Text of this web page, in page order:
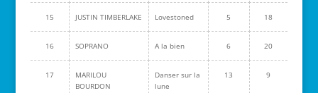
15 JUSTIN TIMBERLAKE Lovestoned 5 18
16 SOPRANO A la bien 6 20
17
MARILOU
BOURDON
Danser sur la
lune
13 9